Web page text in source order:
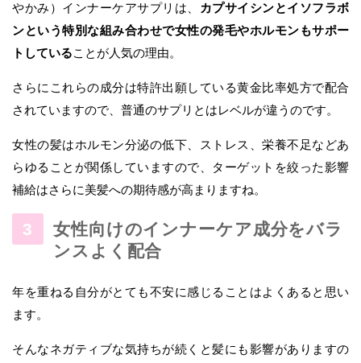
やかみ）インナーケアサプリは、
カプサイシンとイソフラボ
ンという特別な組み合わせで女性の発毛やホルモンもサポー
トしていることが人気の理由。
さらにこれらの成分は特許出願している黄金比率処方で配合
されていますので、普通のサプリとはレベルが違うのです。
女性の髪はホルモン分泌の低下、ストレス、栄養不足などあ
らゆることが関係していますので、ターゲットを絞った影響
補給はさらに美髪への期待感が高まりますね。
女性向けのインナーケア成分をバラ
ンスよく配合
年を重ねる自分がとても不安に感じることはよくあると思い
ます。
そんなネガティブな気持ちが続くと髪にも影響がありますの